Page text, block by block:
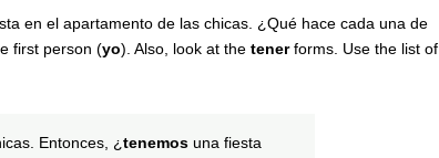
en el apartamento de las chicas. ¿Qué hace cada una de
first person (yo). Also, look at the tenerforms. Use the list of
Entonces, ¿tenemosuna fiesta